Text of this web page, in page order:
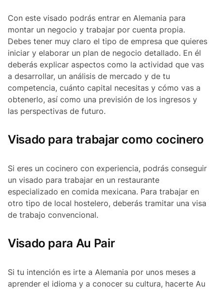
Con este visado podrás entrar en Alemania para
montar un negocio y trabajar por cuenta propia.
Debes tener muy claro el tipo de empresa que quieres
iniciar y elaborar un plan de negocio detallado. En él
deberás explicar aspectos como la actividad que vas
a desarrollar, un análisis de mercado y de tu
competencia, cuánto capital necesitas y cómo vas a
obtenerlo, así como una previsión de los ingresos y
las perspectivas de futuro.
Visado para trabajar como cocinero
Si eres un cocinero con experiencia, podrás conseguir
un visado para trabajar en un restaurante
especializado en comida mexicana. Para trabajar en
otro tipo de local hostelero, deberás tramitar una visa
de trabajo convencional.
Visado para Au Pair
Si tu intención es irte a Alemania por unos meses a
aprender el idioma y a conocer su cultura, hacerte Au